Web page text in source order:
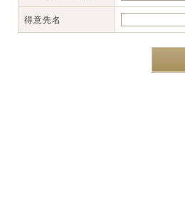
得意先名